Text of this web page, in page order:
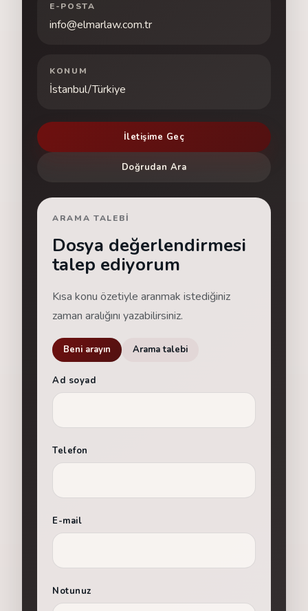
E-POSTA
info@elmarlaw.com.tr
KONUM
İstanbul/Türkiye
İletişime Geç
Doğrudan Ara
ARAMA TALEBI
Dosya değerlendirmesi
talep ediyorum
Kısa konu özetiyle aranmak istediğiniz
zaman aralığını yazabilirsiniz.
Beni arayın Arama talebi
Ad soyad
Telefon
E-mail
Notunuz